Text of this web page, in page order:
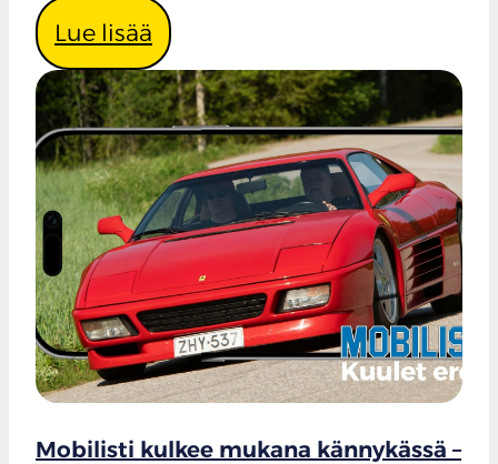
Lue lisää
Mobilisti kulkee mukana kännykässä –